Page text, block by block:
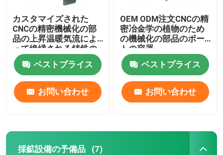
カスタマイズされた
CNCの精密機械化の部
品の上昇温暖気流によ
って絶縁される鋳鉄の
パイプ・クランプ
ベストプライス
お問い合わせ
OEM ODM注文CNCの精
密冶金学の植物のため
の機械化の部品のボー
トの容器
ベストプライス
お問い合わせ
採鉱設備の予備品 (7)